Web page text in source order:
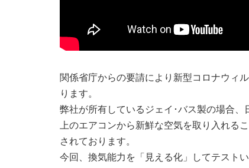
関係省庁からの要請により新型コロナウィ
ります。
弊社が所有しているジェイ･バス製の場合
上のエアコンから新鮮な空気を取り入れるこ
されております。
今回、換気能力を「見える化」してテスト